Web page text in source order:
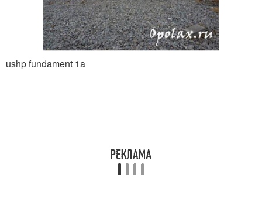
ushp fundament 1a